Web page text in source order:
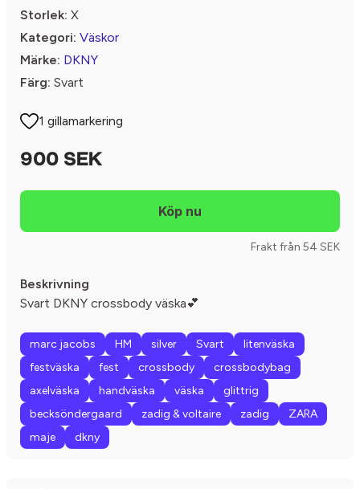
Storlek: X
Kategori: Väskor
Märke: DKNY
Färg: Svart
1 gillamarkering
900 SEK
Frakt från 54 SEK
Beskrivning
Svart DKNY crossbody väska💕
marc jacobs HM silver Svart
litenväska
festväska
fest crossbody
crossbodybag
axelväska
handväska väska
glittrig
becksöndergaard
zadig & voltaire zadig
ZARA
maje
dkny